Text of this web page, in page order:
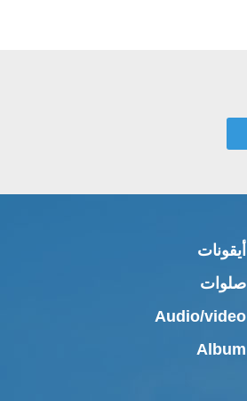
أيقونات
صلوات
Audio/video
Album